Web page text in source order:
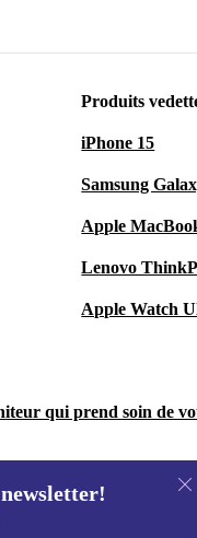
Produits
iPhone 15
Samsung
Apple
Lenovo
Apple Watch
qui prend soin de